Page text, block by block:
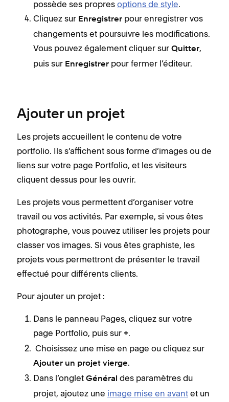
possède ses propres options de style.
Cliquez sur Enregistrer pour enregistrer vos
changements et poursuivre les modifications.
Vous pouvez également cliquer sur Quitter,
puis sur Enregistrer pour fermer l’éditeur.
Ajouter un projet
Les projets accueillent le contenu de votre
portfolio. Ils s’affichent sous forme d’images ou de
liens sur votre page Portfolio, et les visiteurs
cliquent dessus pour les ouvrir.
Les projets vous permettent d’organiser votre
travail ou vos activités. Par exemple, si vous êtes
photographe, vous pouvez utiliser les projets pour
classer vos images. Si vous êtes graphiste, les
projets vous permettront de présenter le travail
effectué pour différents clients.
Pour ajouter un projet :
Dans le panneau Pages, cliquez sur votre
page Portfolio, puis sur +.
Choisissez une mise en page ou cliquez sur
Ajouter un projet vierge.
Dans l’onglet Général des paramètres du
projet, ajoutez une image mise en avant et un